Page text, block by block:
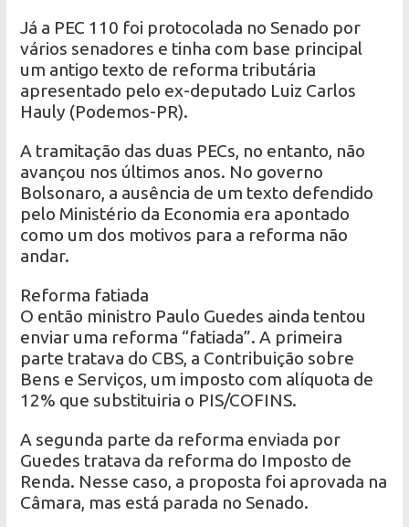
Já a PEC 110 foi protocolada no Senado por
vários senadores e tinha com base principal
um antigo texto de reforma tributária
apresentado pelo ex-deputado Luiz Carlos
Hauly (Podemos-PR).
A tramitação das duas PECs, no entanto, não
avançou nos últimos anos. No governo
Bolsonaro, a ausência de um texto defendido
pelo Ministério da Economia era apontado
como um dos motivos para a reforma não
andar.
Reforma fatiada
O então ministro Paulo Guedes ainda tentou
enviar uma reforma “fatiada”. A primeira
parte tratava do CBS, a Contribuição sobre
Bens e Serviços, um imposto com alíquota de
12% que substituiria o PIS/COFINS.
A segunda parte da reforma enviada por
Guedes tratava da reforma do Imposto de
Renda. Nesse caso, a proposta foi aprovada na
Câmara, mas está parada no Senado.